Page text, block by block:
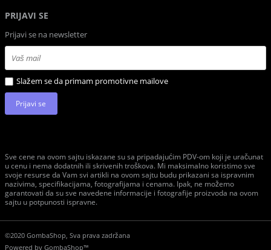
PRIJAVI SE
Prijavi se na newsletter
Slažem se da primam promotivne mailove
Prijavi se
Sve cene na ovom sajtu iskazane su sa pripadajućim PDV-om koji je uračunat
u cenu i nema dodatnih ili skrivenih troškova. Mi maksimalno koristimo sve
svoje resurse da Vam svi artikli na ovom sajtu budu prikazani sa ispravnim
nazivima, specifikacijama, fotografijama i cenama. Ipak, ne možemo
garantovati da su sve navedene informacije i fotografije proizvoda na ovom
sajtu u potpunosti ispravne.
©2020 GombaShop, Sva prava zadržana
Powered by GombaShop™